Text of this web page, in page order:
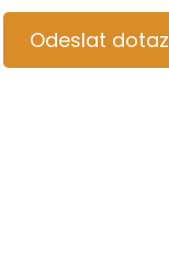
Odeslat dotaz